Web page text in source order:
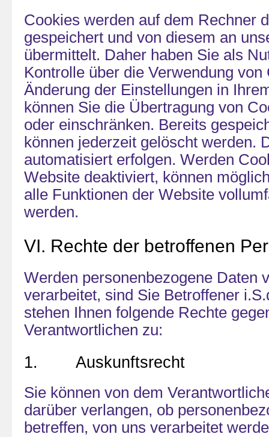
Cookies werden auf dem Rechner
gespeichert und von diesem an
übermittelt. Daher haben Sie als
Kontrolle über die Verwendung
Änderung der Einstellungen in
können Sie die Übertragung von
oder einschränken. Bereits
können jederzeit gelöscht werden.
automatisiert erfolgen. Werden
Website deaktiviert, können
alle Funktionen der Website
werden.
VI. Rechte der betroffenen
Werden personenbezogene Daten
verarbeitet, sind Sie Betroffener
stehen Ihnen folgende Rechte
Verantwortlichen zu:
1. Auskunftsrecht
Sie können von dem
darüber verlangen, ob
betreffen, von uns verarbeitet